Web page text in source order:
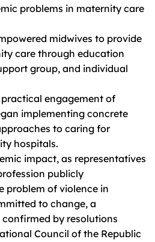
problems in maternity care
midwives to provide
care through education
group, and individual
engagement of
implementing concrete
to caring for
hospitals.
impact, as representatives
publicly
problem of violence in
to change, a
by resolutions
Council of the Republic